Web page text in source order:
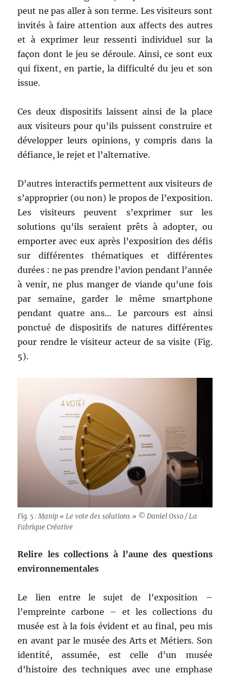
peut ne pas aller à son terme. Les visiteurs sont
invités à faire attention aux affects des autres
et à exprimer leur ressenti individuel sur la
façon dont le jeu se déroule. Ainsi, ce sont eux
qui fixent, en partie, la difficulté du jeu et son
issue.
Ces deux dispositifs laissent ainsi de la place
aux visiteurs pour qu’ils puissent construire et
développer leurs opinions, y compris dans la
défiance, le rejet et l’alternative.
D’autres interactifs permettent aux visiteurs de
s’approprier (ou non) le propos de l’exposition.
Les visiteurs peuvent s’exprimer sur les
solutions qu’ils seraient prêts à adopter, ou
emporter avec eux après l’exposition des défis
sur différentes thématiques et différentes
durées : ne pas prendre l’avion pendant l’année
à venir, ne plus manger de viande qu’une fois
par semaine, garder le même smartphone
pendant quatre ans… Le parcours est ainsi
ponctué de dispositifs de natures différentes
pour rendre le visiteur acteur de sa visite (Fig.
5).
Fig. 5 : Manip « Le vote des solutions » © Daniel Osso / La
Fabrique Créative
Relire les collections à l’aune des questions
environnementales
Le lien entre le sujet de l’exposition –
l’empreinte carbone – et les collections du
musée est à la fois évident et au final, peu mis
en avant par le musée des Arts et Métiers. Son
identité, assumée, est celle d’un musée
d’histoire des techniques avec une emphase